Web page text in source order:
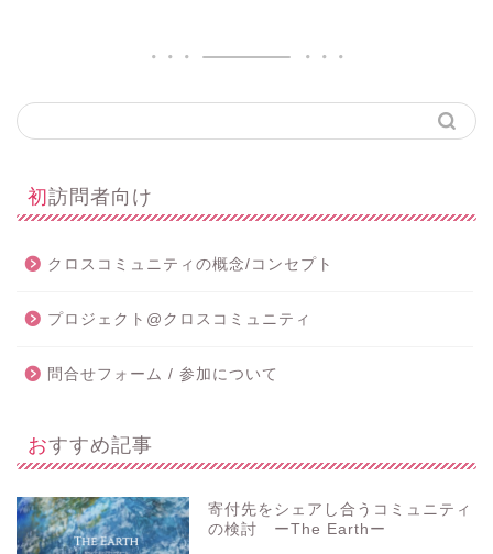
初訪問者向け
クロスコミュニティの概念/コンセプト
プロジェクト@クロスコミュニティ
問合せフォーム / 参加について
おすすめ記事
寄付先をシェアし合うコミュニティ
の検討 ーThe Earthー